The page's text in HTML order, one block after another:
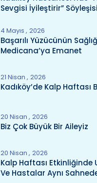
Sevgisi İyileştirir” Söyleşisi
4 Mayıs 2026
Başarılı Yüzücünün
Medicana’ya Emanet
21 Nisan 2026
Kadıköy’de Kalp Haftası
20 Nisan 2026
Biz Çok Büyük Bir Aileyiz
20 Nisan 2026
Kalp Haftası Etkinliğinde
Ve Hastalar Aynı